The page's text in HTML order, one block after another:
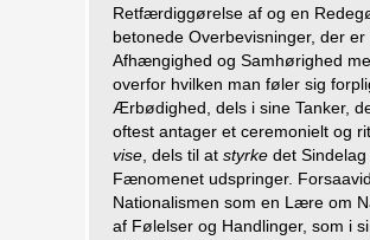
Retfærdiggørelse af og en
betonede Overbevisninger, der
Afhængighed og Samhørighed
overfor hvilken man føler sig
Ærbødighed, dels i sine Tanker,
oftest antager et ceremonielt og
vise, dels til at styrkedet Sindelag
Fænomenet udspringer.
Nationalismen som en Lære om
af Følelser og Handlinger, som i